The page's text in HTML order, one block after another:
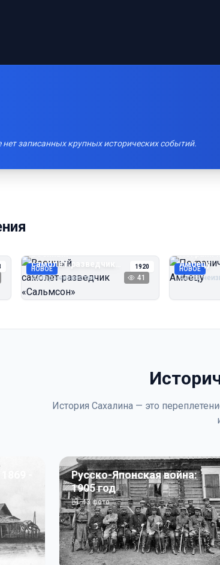
записанных крупных исторических событий.
НОВОЕ 1920
Военный
самолёт‑разведчик
«Сальмсон»
Автор неизвестен 41
НОВОЕ
Амбецу
Автор
История Сахалина — это
-
Русско-Японская война:
1905 год
43фото